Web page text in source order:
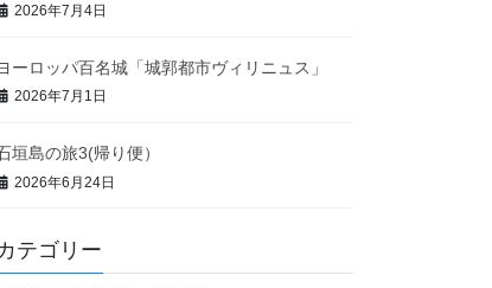
2026年7月4日
ーロッパ百名城「城郭都市ヴィリニュス」
2026年7月1日
垣島の旅3(帰り便）
2026年6月24日
テゴリー